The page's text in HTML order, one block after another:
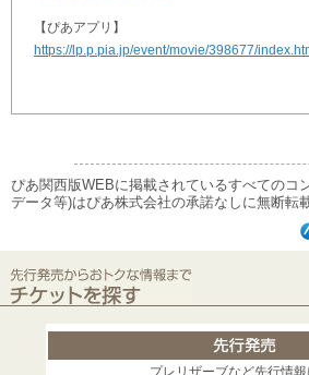
【ぴあアプリ】
https://lp.p.pia.jp/event/movie/398677/
ぴあ関西版WEBに掲載されているすべてのコ
データ等)はぴあ株式会社の承諾なしに無断転
プレリザーブなど先行情報